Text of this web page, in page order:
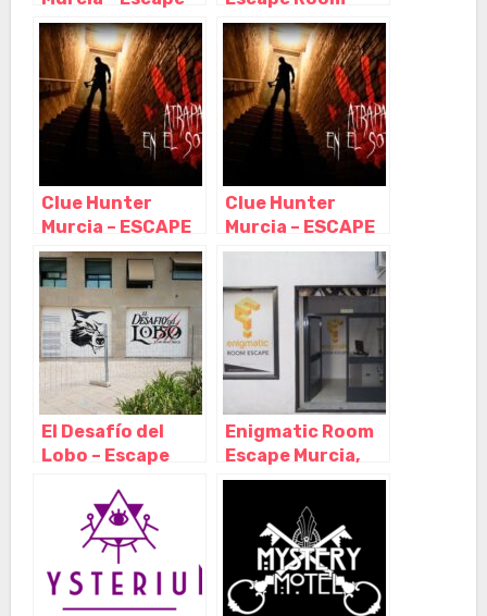
Diem, Murcia –
Murcia
Murcia, Murcia –
Murcia
Clue Hunter
Murcia – ESCAPE
ROOM, Murcia –
Murcia
Clue Hunter
Murcia – ESCAPE
ROOM, Murcia –
El Desafío del
Lobo – Escape
Murcia – Murcia
Enigmatic Room
Escape Murcia,
Murcia – Murcia